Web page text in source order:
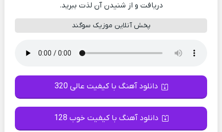
دریافت و از شنیدن آن لذت ببرید.
پخش آنلاین موزیک سوگند
دانلود آهنگ با کیفیت عالی 320
دانلود آهنگ با کیفیت خوب 128